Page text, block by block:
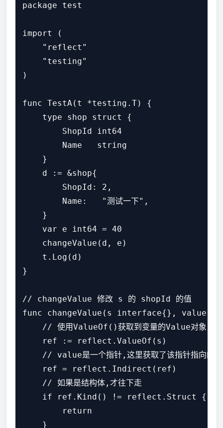
package test
import (
    "reflect"
    "testing"
)
func TestA(t *testing.T) {
    type shop struct {
        ShopId int64
        Name   string
    }
    d := &shop{
        ShopId: 2,
        Name:   "测试一下",
    }
    var e int64 = 40
    changeValue(d, e)
    t.Log(d)
}
// changeValue 修改 s 的 shopId 的值
func changeValue(s interface{}, value
    // 使用ValueOf()获取到变量的Value对象
    ref := reflect.ValueOf(s)
// value是一个指针,这里获取了该指针指向的
    ref = reflect.Indirect(ref)
    // 如果是结构体,才往下走
    if ref.Kind() != reflect.Struct {
        return
    }